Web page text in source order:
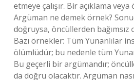
etmeye çalışır. Bir açıklama veya
Argüman ne demek örnek?
doğruysa, öncüllerden
Bazı örnekler: Tüm Yunanlılar
ölümlüdür; bu nedenle tüm
Bu geçerli bir argümandır;
da doğru olacaktır. Argüman